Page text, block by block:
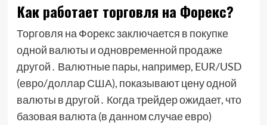
Как работает торговля на Форекс?
Торговля на Форекс заключается в покупке
одной валюты и одновременной продаже
другой․ Валютные пары, например, EUR/USD
(евро/доллар США), показывают цену одной
валюты в другой․ Когда трейдер ожидает, что
базовая валюта (в данном случае евро)